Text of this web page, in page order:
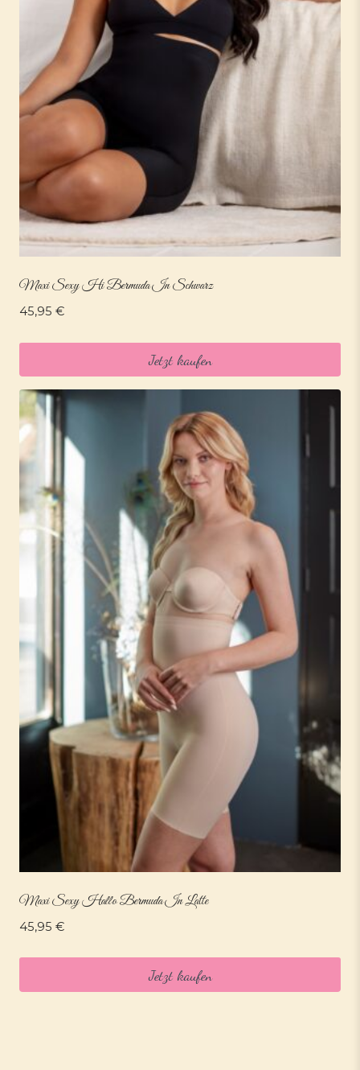
Maxi Sexy Hi Bermuda In Schwarz
45,95 €
Jetzt kaufen
Maxi Sexy Hallo Bermuda In Latte
45,95 €
Jetzt kaufen